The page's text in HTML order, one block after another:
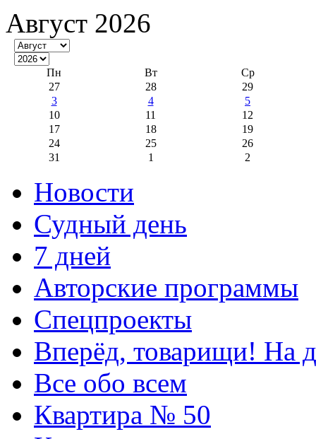
Август 2026
Пн Вт
Ср
27
28
29
3
4
5
10
11
12
17
18
19
24
25
26
31
1 2
Новости
Судный день
7 дней
Авторские программы
Спецпроекты
Вперёд, товарищи! На
Все обо всем
Квартира № 50